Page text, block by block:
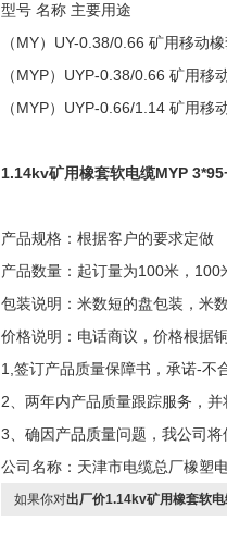
型号 名称 主要用途
（MY）UY-0.38/0.66 矿用移动
（MYP）UYP-0.38/0.66 矿用
（MYP）UYP-0.66/1.14 矿用
1.14kv矿用橡套软电缆MYP
产品规格：根据客户的要求定做
产品数量：起订量为100米，100
包装说明：米数短的盘包装，米
价格说明：电话商议，价格根据
1,签订产品质量保障书，承诺-不
2、两年内产品质量跟踪服务，
3、确因产品质量问题，我公司
公司名称：天津市电缆总厂橡塑
如果你对出厂价1.14kv矿用橡套软